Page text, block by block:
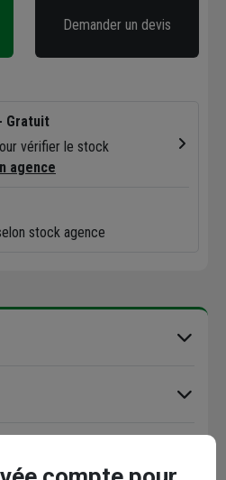
Demander un devis
Gratuit
vérifier le stock
agence
stock agence